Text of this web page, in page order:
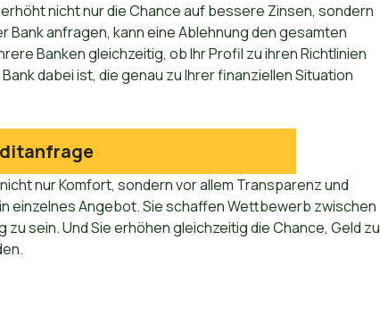
nicht nur die Chance auf bessere Zinsen, sondern
Bank anfragen, kann eine Ablehnung den gesamten
Banken gleichzeitig, ob Ihr Profil zu ihren Richtlinien
dabei ist, die genau zu Ihrer finanziellen Situation
nur Komfort, sondern vor allem Transparenz und
einzelnes Angebot. Sie schaffen Wettbewerb zwischen
sein. Und Sie erhöhen gleichzeitig die Chance, Geld zu